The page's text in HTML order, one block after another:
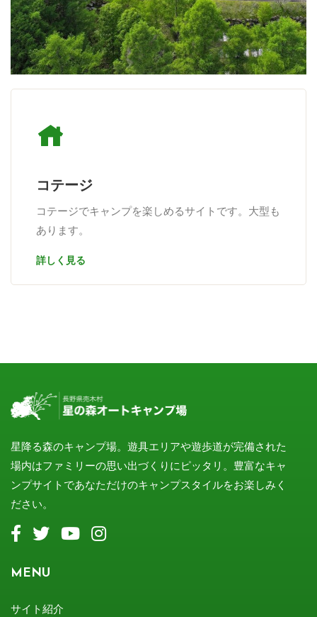
コテージ
コテージでキャンプを楽しめるサイトです。大型も
あります。
詳しく見る
星降る森のキャンプ場。遊具エリアや遊歩道が完備された
場内はファミリーの思い出づくりにピッタリ。豊富なキャ
ンプサイトであなただけのキャンプスタイルをお楽しみく
ださい。
MENU
サイト紹介